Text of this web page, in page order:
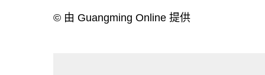
© 由 Guangming Online 提供